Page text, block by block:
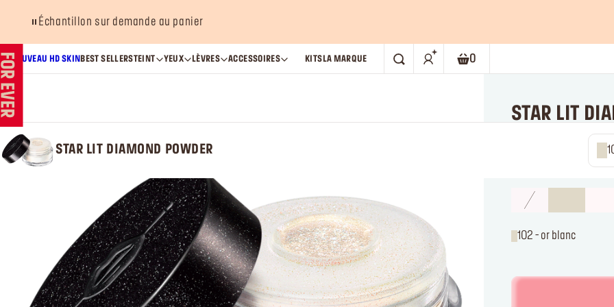
demande au panier
NOUVEAU HD SKIN BEST SELLERSTEINT YEUX LÈVRES ACCESSOIRES KITS LA MARQUE
RECHERCHE Panier. Le nombre actuel
0
STAR LIT
Poudre scintillante
102 - or blanc
STAR LIT DIAMOND POWDER